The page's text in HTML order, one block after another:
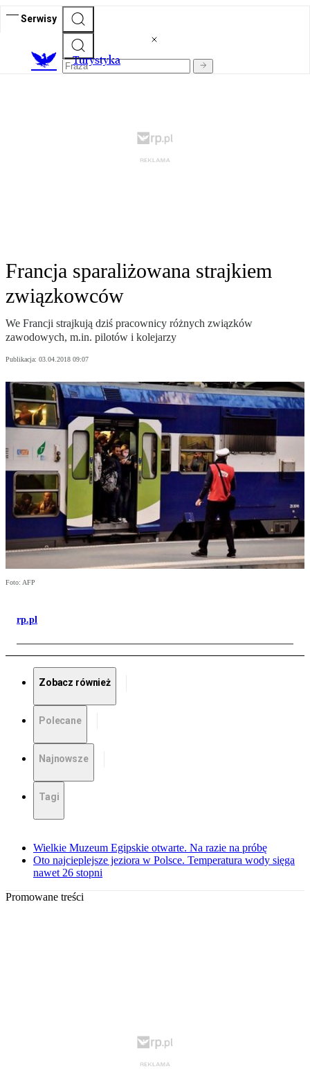
Serwisy
Turystyka
Francja sparaliżowana strajkiem
związkowców
We Francji strajkują dziś pracownicy różnych związków
zawodowych, m.in. pilotów i kolejarzy
Publikacja: 03.04.2018 09:07
Foto: AFP
rp.pl
Zobacz również
Polecane
Najnowsze
Tagi
Wielkie Muzeum Egipskie otwarte. Na razie na próbę
Oto najcieplejsze jeziora w Polsce. Temperatura wody sięga
nawet 26 stopni
Promowane treści